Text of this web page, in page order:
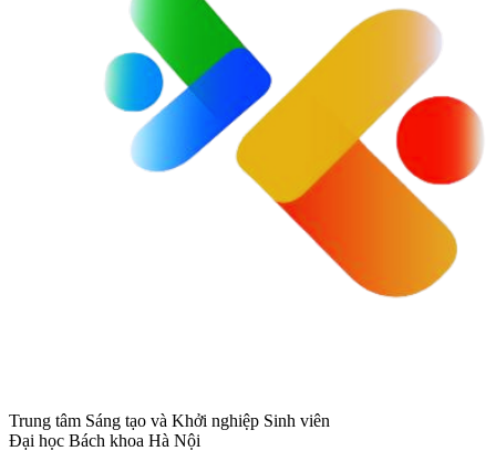
Trung tâm Sáng tạo và Khởi nghiệp Sinh viên
Đại học Bách khoa Hà Nội